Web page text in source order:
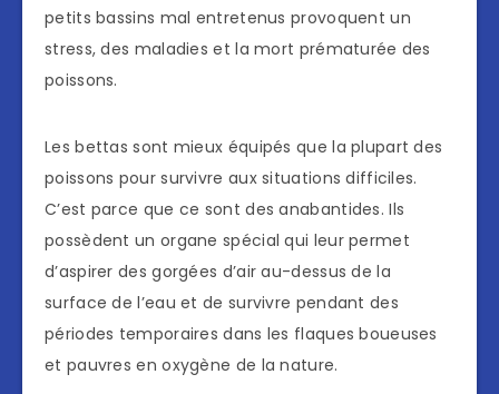
petits bassins mal entretenus provoquent un
stress, des maladies et la mort prématurée des
poissons.
Les bettas sont mieux équipés que la plupart des
poissons pour survivre aux situations difficiles.
C’est parce que ce sont des anabantides. Ils
possèdent un organe spécial qui leur permet
d’aspirer des gorgées d’air au-dessus de la
surface de l’eau et de survivre pendant des
périodes temporaires dans les flaques boueuses
et pauvres en oxygène de la nature.